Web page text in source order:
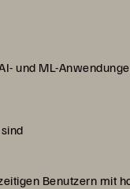
und ML-
Benutzern mit